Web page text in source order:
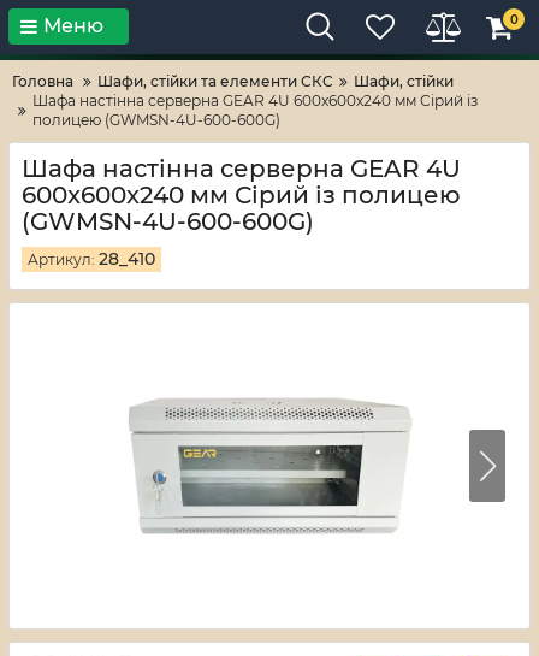
Тільки високі технології! RV-ZAFT
Меню 0
Головна Шафи, стійки та елементи СКС
Шафи, стійки
Шафа настінна серверна GEAR 4U 600x600х240 мм Сірий із
полицею (GWMSN-4U-600-600G)
Шафа настінна серверна GEAR 4U
600x600х240 мм Сірий із полицею
(GWMSN-4U-600-600G)
Артикул: 28_410